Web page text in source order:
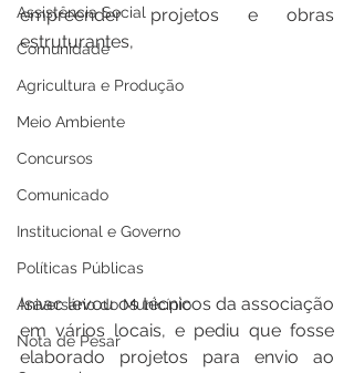
Assistência Social
Comunidade
Agricultura e Produção
Meio Ambiente
Concursos
Comunicado
Institucional e Governo
Políticas Públicas
Aniversário do Município
Nota de Pesar
empreender projetos e obras
estruturantes,
Isaac levou os técnicos da associação
em vários locais, e pediu que fosse
elaborado projetos para envio ao